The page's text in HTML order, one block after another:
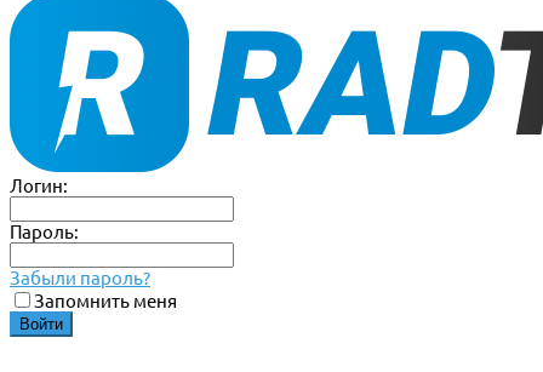
Логин:
Пароль:
Забыли пароль?
Запомнить меня